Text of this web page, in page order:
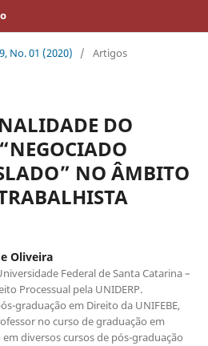
No. 01 (2020) / Artigos
DO
NO ÂMBITO
Oliveira
Federal de Santa Catarina –
Processual pela UNIDERP.
graduação em Direito da UNIFEBE,
no curso de graduação em
diversos cursos de pós-graduação